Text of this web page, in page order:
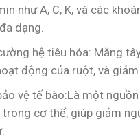
như A, C, K, và các
dạng.
hệ tiêu hóa: Măng
động của ruột, và
vệ tế bào:Là một
cơ thể, giúp giảm